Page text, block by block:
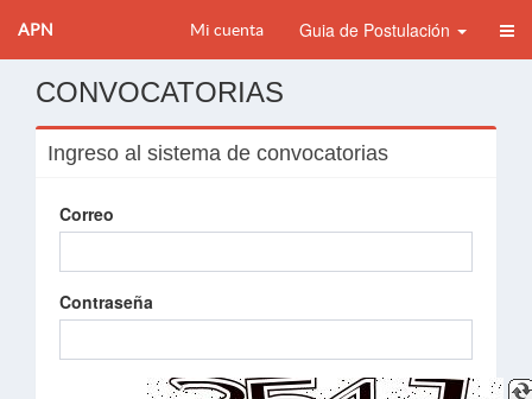
APN Mi cuenta Guia de Postulación
CONVOCATORIAS
Ingreso al sistema de convocatorias
Correo
Contraseña